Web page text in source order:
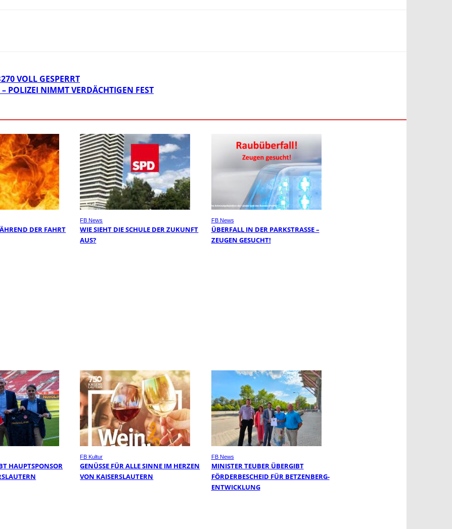
VOLL GESPERRT
POLIZEI NIMMT VERDÄCHTIGEN FEST
DER FAHRT
FB News
WIE SIEHT DIE SCHULE DER ZUKUNFT
AUS?
FB News
ÜBERFALL IN DER PARKSTRASSE – Z
EUGEN GESUCHT!
HAUPTSPONSOR
FB Kultur
GENÜSSE FÜR ALLE SINNE IM HERZEN
VON KAISERSLAUTERN
FB News
MINISTER TEUBER ÜBERGIBT
FÖRDERBESCHEID FÜR BETZENBERG-
ENTWICKLUNG